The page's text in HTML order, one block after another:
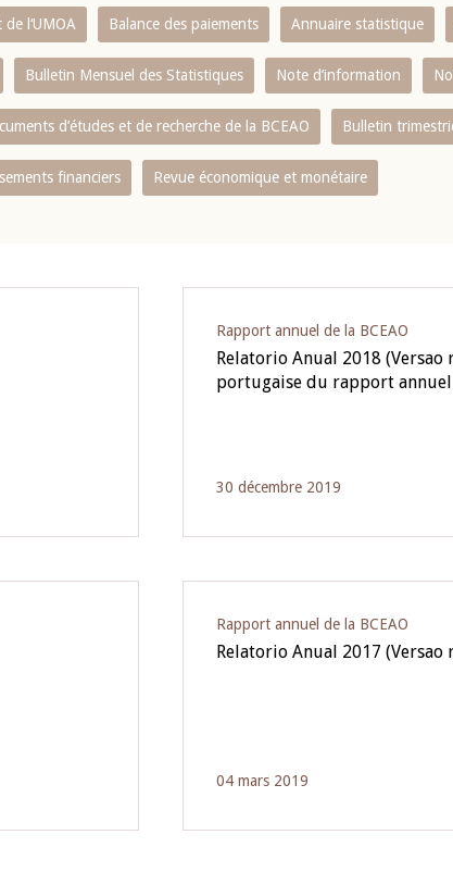
l‘UMOA Balance des paiements Annuaire statistique
Bulletin Mensuel des Statistiques Note d’information
d’études et de recherche de la BCEAO Bulletin
financiers Revue économique et monétaire
Rapport annuel de la BCEAO
Relatorio Anual 2018
portugaise du rapport
30 décembre 2019
Rapport annuel de la BCEAO
Relatorio Anual 2017 (Versao
04 mars 2019